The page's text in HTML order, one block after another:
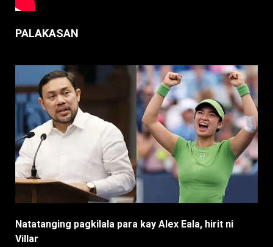
PALAKASAN
Natatanging pagkilala para kay Alex Eala, hirit ni
Villar